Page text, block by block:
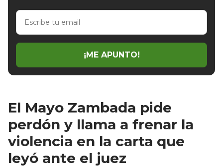
Escribe
email
¡ME APUNTO!
El Mayo Zambada pide
perdón y llama a frenar la
violencia en la carta que
leyó ante el juez